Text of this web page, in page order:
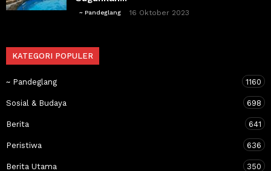
~ Pandeglang 16 Oktober 2023
KATEGORI POPULER
~ Pandeglang 1160
Sosial & Budaya 698
Berita 641
Peristiwa 636
Berita Utama 350